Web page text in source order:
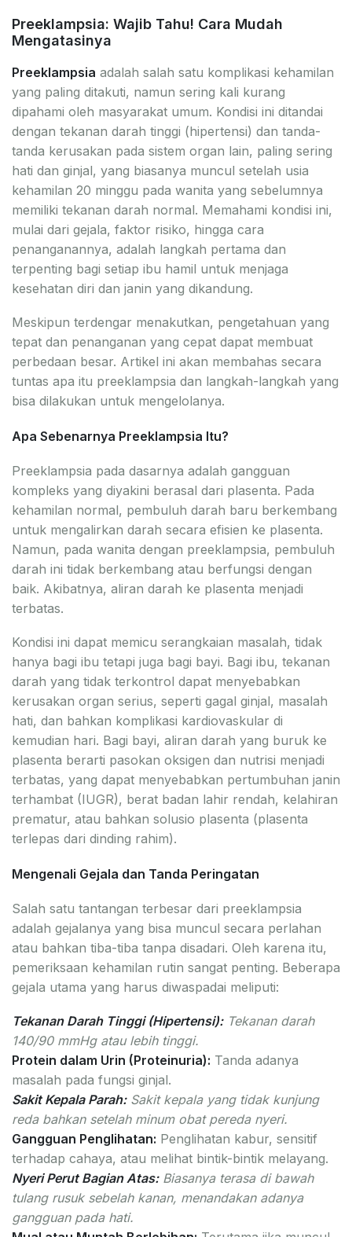
Preeklampsia: Wajib Tahu! Cara Mudah
Mengatasinya
Preeklampsia adalah salah satu komplikasi kehamilan
yang paling ditakuti, namun sering kali kurang
dipahami oleh masyarakat umum. Kondisi ini ditandai
dengan tekanan darah tinggi (hipertensi) dan tanda-
tanda kerusakan pada sistem organ lain, paling sering
hati dan ginjal, yang biasanya muncul setelah usia
kehamilan 20 minggu pada wanita yang sebelumnya
memiliki tekanan darah normal. Memahami kondisi ini,
mulai dari gejala, faktor risiko, hingga cara
penanganannya, adalah langkah pertama dan
terpenting bagi setiap ibu hamil untuk menjaga
kesehatan diri dan janin yang dikandung.
Meskipun terdengar menakutkan, pengetahuan yang
tepat dan penanganan yang cepat dapat membuat
perbedaan besar. Artikel ini akan membahas secara
tuntas apa itu preeklampsia dan langkah-langkah yang
bisa dilakukan untuk mengelolanya.
Apa Sebenarnya Preeklampsia Itu?
Preeklampsia pada dasarnya adalah gangguan
kompleks yang diyakini berasal dari plasenta. Pada
kehamilan normal, pembuluh darah baru berkembang
untuk mengalirkan darah secara efisien ke plasenta.
Namun, pada wanita dengan preeklampsia, pembuluh
darah ini tidak berkembang atau berfungsi dengan
baik. Akibatnya, aliran darah ke plasenta menjadi
terbatas.
Kondisi ini dapat memicu serangkaian masalah, tidak
hanya bagi ibu tetapi juga bagi bayi. Bagi ibu, tekanan
darah yang tidak terkontrol dapat menyebabkan
kerusakan organ serius, seperti gagal ginjal, masalah
hati, dan bahkan komplikasi kardiovaskular di
kemudian hari. Bagi bayi, aliran darah yang buruk ke
plasenta berarti pasokan oksigen dan nutrisi menjadi
terbatas, yang dapat menyebabkan pertumbuhan janin
terhambat (IUGR), berat badan lahir rendah, kelahiran
prematur, atau bahkan solusio plasenta (plasenta
terlepas dari dinding rahim).
Mengenali Gejala dan Tanda Peringatan
Salah satu tantangan terbesar dari preeklampsia
adalah gejalanya yang bisa muncul secara perlahan
atau bahkan tiba-tiba tanpa disadari. Oleh karena itu,
pemeriksaan kehamilan rutin sangat penting. Beberapa
gejala utama yang harus diwaspadai meliputi:
Tekanan Darah Tinggi (Hipertensi):Tekanan darah
140/90 mmHg atau lebih tinggi.
Protein dalam Urin (Proteinuria): Tanda adanya
masalah pada fungsi ginjal.
Sakit Kepala Parah:Sakit kepala yang tidak kunjung
reda bahkan setelah minum obat pereda nyeri.
Gangguan Penglihatan: Penglihatan kabur, sensitif
terhadap cahaya, atau melihat bintik-bintik melayang.
Nyeri Perut Bagian Atas:Biasanya terasa di bawah
tulang rusuk sebelah kanan, menandakan adanya
gangguan pada hati.